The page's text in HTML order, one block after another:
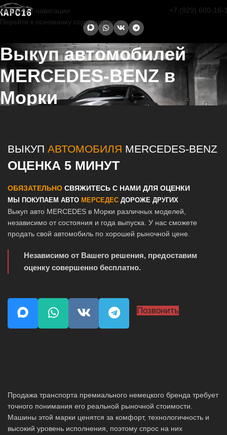
Перейти к навигации
Перейти к основному содержанию
+7 (929) 600-16-
Выкуп автомобилей
MERCEDES-BENZ в
Морки
ВЫКУП АВТОМОБИЛЯ MERCEDES-BENZ
ОЦЕНКА 5 МИНУТ
ОБЯЗАТЕЛЬНО СВЯЖИТЕСЬ С НАМИ ДЛЯ ОЦЕНКИ
МЫ ПОКУПАЕМ АВТО МЕРСЕДЕС ДОРОЖЕ ДРУГИХ
Выкуп авто MERCEDES в Морки различных моделей,
независимо от состояния и года выпуска. У нас сможете
продать свой автомобиль по хорошей рыночной цене.
Независимо от Вашего решения, предоставим
оценку совершенно бесплатно.
Позвонить
Продажа транспорта премиального немецкого бренда требует
точного понимания его реальной рыночной стоимости.
Машины этой марки ценятся за комфорт, технологичность и
высокий уровень исполнения, поэтому спрос на них